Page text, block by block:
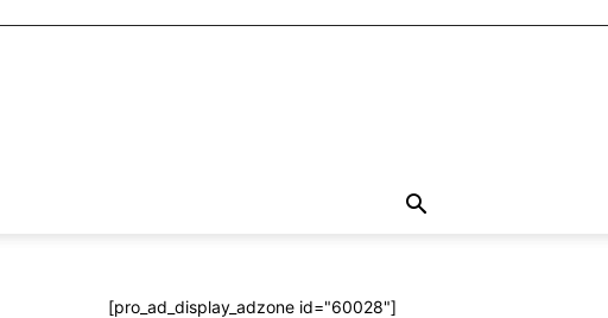
[pro_ad_display_adzone id="60028"]